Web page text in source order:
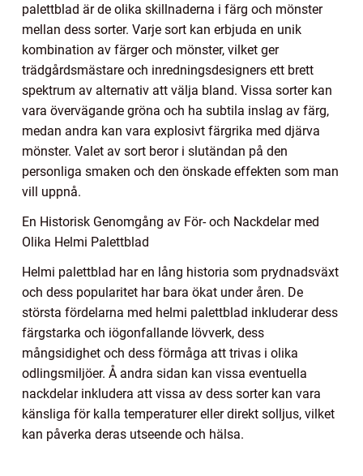
palettblad är de olika skillnaderna i färg och mönster
mellan dess sorter. Varje sort kan erbjuda en unik
kombination av färger och mönster, vilket ger
trädgårdsmästare och inredningsdesigners ett brett
spektrum av alternativ att välja bland. Vissa sorter kan
vara övervägande gröna och ha subtila inslag av färg,
medan andra kan vara explosivt färgrika med djärva
mönster. Valet av sort beror i slutändan på den
personliga smaken och den önskade effekten som man
vill uppnå.
En Historisk Genomgång av För- och Nackdelar med
Olika Helmi Palettblad
Helmi palettblad har en lång historia som prydnadsväxt
och dess popularitet har bara ökat under åren. De
största fördelarna med helmi palettblad inkluderar dess
färgstarka och iögonfallande lövverk, dess
mångsidighet och dess förmåga att trivas i olika
odlingsmiljöer. Å andra sidan kan vissa eventuella
nackdelar inkludera att vissa av dess sorter kan vara
känsliga för kalla temperaturer eller direkt solljus, vilket
kan påverka deras utseende och hälsa.